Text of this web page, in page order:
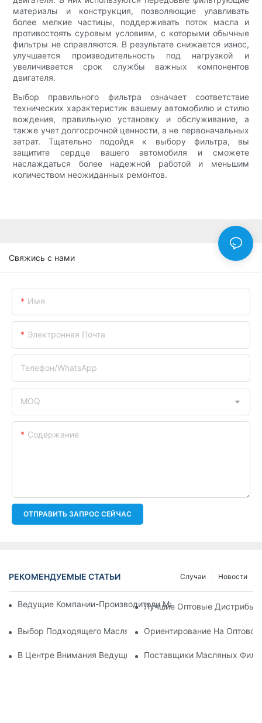
материалы и конструкция, позволяющие улавливать
более мелкие частицы, поддерживать поток масла и
противостоять суровым условиям, с которыми обычные
фильтры не справляются. В результате снижается износ,
улучшается производительность под нагрузкой и
увеличивается срок службы важных компонентов
двигателя.
Выбор правильного фильтра означает соответствие
технических характеристик вашему автомобилю и стилю
вождения, правильную установку и обслуживание, а
также учет долгосрочной ценности, а не первоначальных
затрат. Тщательно подойдя к выбору фильтра, вы
защитите сердце вашего автомобиля и сможете
наслаждаться более надежной работой и меньшим
количеством неожиданных ремонтов.
Свяжись с нами
Имя
Электронная Почта
Телефон/WhatsApp
MOQ
Содержание
ОТПРАВИТЬ ЗАПРОС СЕЙЧАС
РЕКОМЕНДУЕМЫЕ СТАТЬИ Новости
Случаи
Ведущие Компании-Производители Масляных Фильтров:
Лучшие Оптовые
Выбор Подходящего Масляного Фильтра Для Вашей
Ориентирование На
В Центре Внимания Ведущие Производители Масляных
Поставщики Масляных